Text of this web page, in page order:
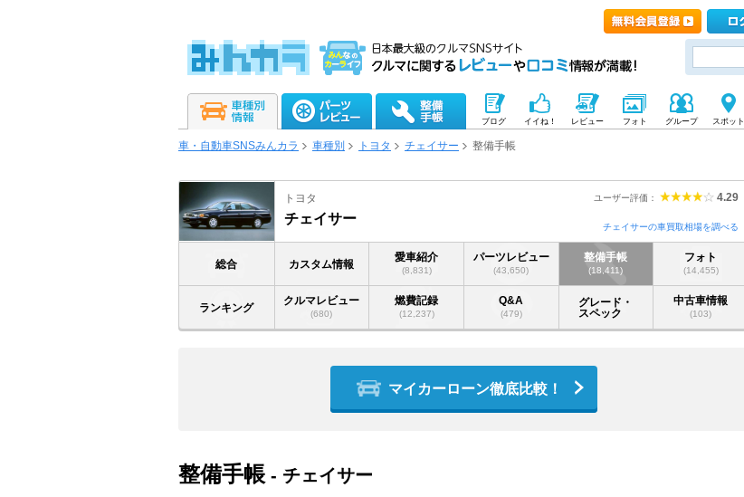
ブログ イイね！ レビュー フォト グループ スポット
車・自動車SNSみんカラ 車種別 トヨタ チェイサー 整備手帳
ユーザー評価： 4.29
トヨタ
チェイサー
チェイサーの車買取相場を調べる
総合 カスタム情報
愛車紹介
(8,831)
パーツレビュー
(43,650)
整備手帳
(18,411)
フォト
(14,455)
ランキング
クルマレビュー
(680)
燃費記録
(12,237)
Q&A
(479)
グレード・
スペック
中古車情報
(103)
マイカーローン徹底比較！
整備手帳 - チェイサー